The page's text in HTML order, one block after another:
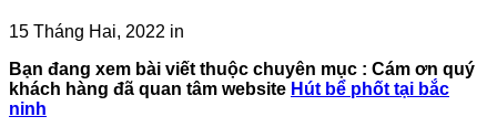
15 Tháng Hai, 2022 in
Bạn đang xem bài viết thuộc chuyên mục : Cám ơn quý
khách hàng đã quan tâm website Hút bể phốt tại bắc
ninh